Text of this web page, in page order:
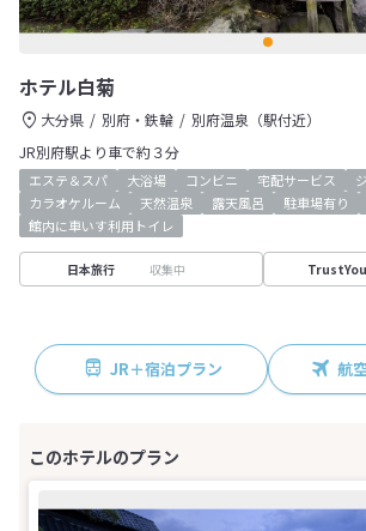
ホテル白菊
大分県 別府・鉄輪
別府温泉（駅付近）
JR別府駅より車で約３分
エステ＆スパ 大浴場 コンビニ 宅配サービス
カラオケルーム
天然温泉 露天風呂 駐車場有り
館内に車いす利用トイレ
日本旅行 収集中 TrustYou
JR＋宿泊プラン 航